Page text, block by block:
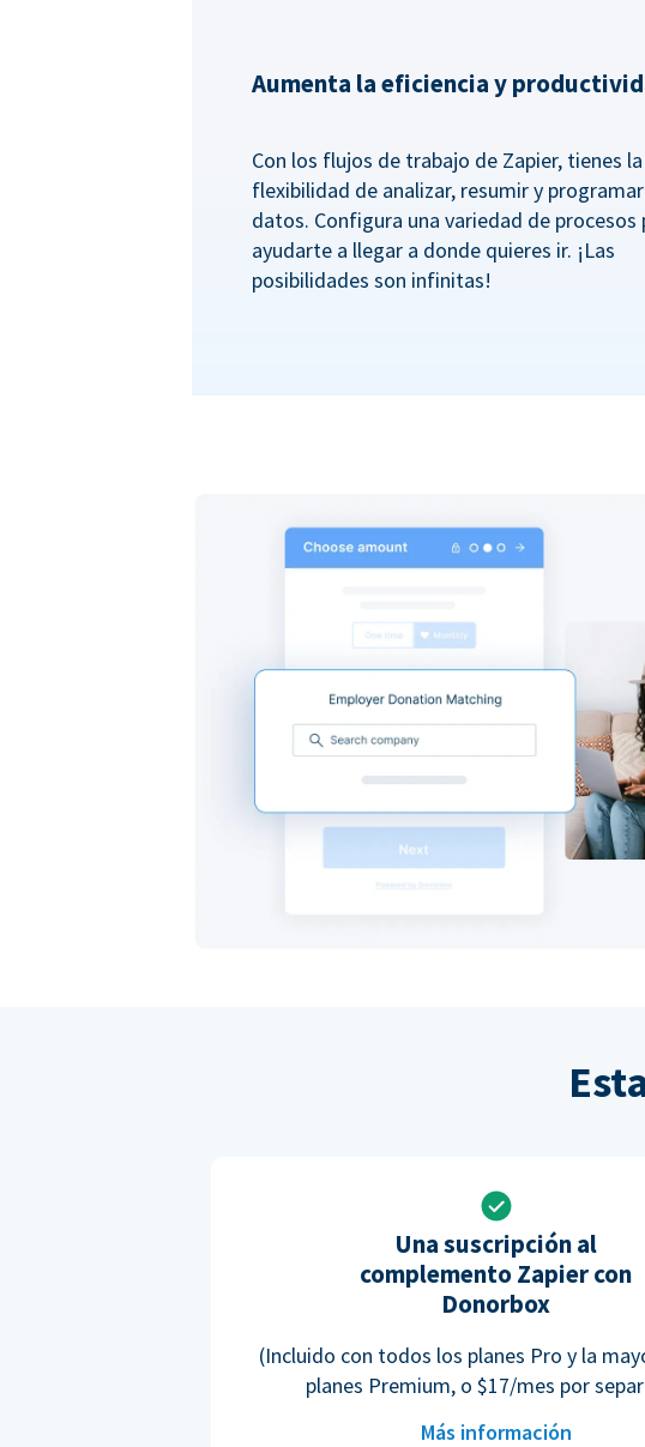
Aumenta la eficiencia y
Con los flujos de trabajo de Zapier, tienes la
flexibilidad de analizar, resumir y
datos. Configura una variedad de procesos
ayudarte a llegar a donde quieres ir. ¡Las
posibilidades son infinitas!
Una suscripción al
complemento Zapier con
Donorbox
(Incluido con todos los planes Pro y la
planes Premium, o $17/mes por
Más información